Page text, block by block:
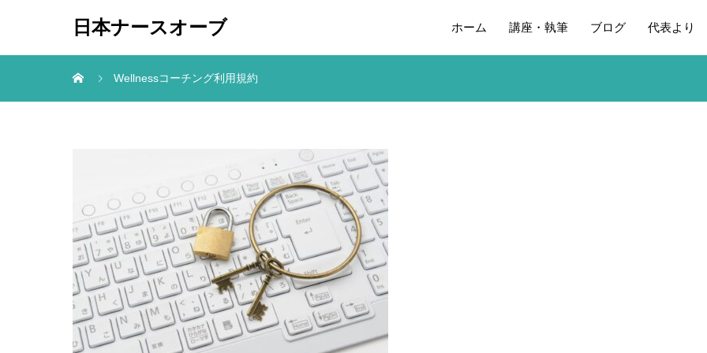
日本ナースオーブ ホーム 講座・執筆 ブログ 代表より
Wellnessコーチング利用規約